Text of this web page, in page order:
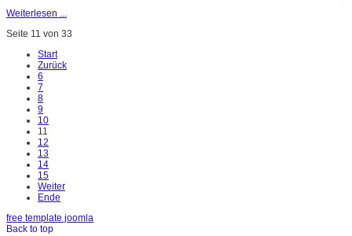
Weiterlesen ...
Seite 11 von 33
Start
Zurück
6
7
8
9
10
11
12
13
14
15
Weiter
Ende
free template joomla
Back to top